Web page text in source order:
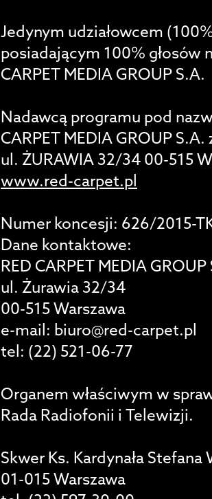
Jedynym udziałowcem
posiadającym 100% głosów
CARPET MEDIA GROUP S.A.
Nadawcą programu pod
CARPET MEDIA GROUP
ul. ŻURAWIA 32/34 00-515
www.red-carpet.pl
Numer koncesji: 626/2015-
Dane kontaktowe:
RED CARPET MEDIA GROUP
ul. Żurawia 32/34
00-515 Warszawa
e-mail: biuro@red-carpet.pl
tel: (22) 521-06-77
Organem właściwym w
Rada Radiofonii i Telewizji.
Skwer Ks. Kardynała
01-015 Warszawa